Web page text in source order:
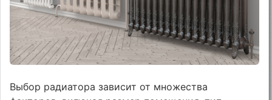
Выбор радиатора зависит от множества